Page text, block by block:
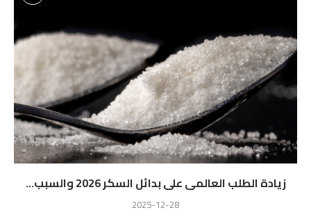
زيادة الطلب العالمى على بدائل السكر 2026 والسبب...
2025-12-28